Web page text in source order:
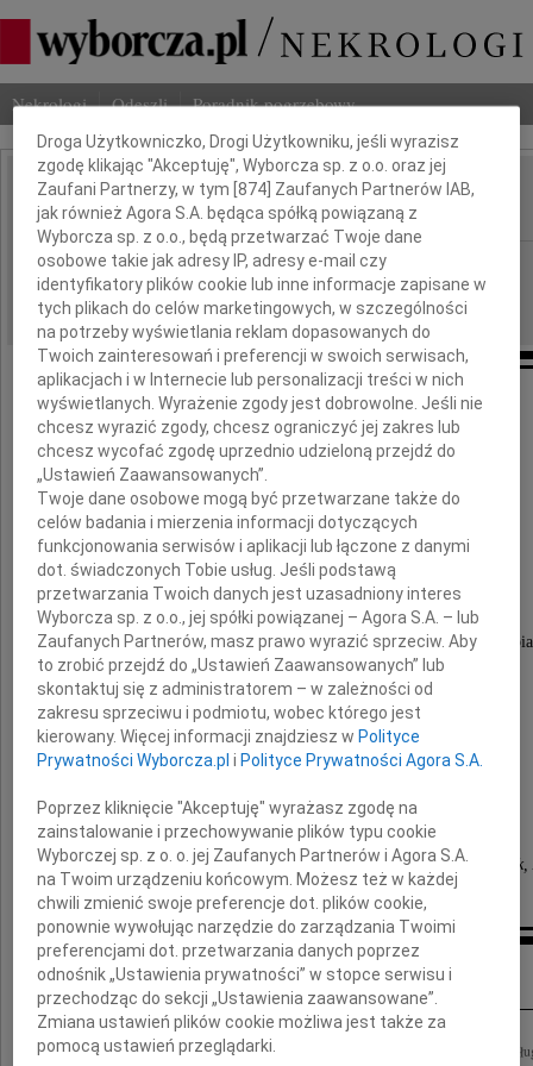
Nekrologi Odeszli Poradnik pogrzebowy
IMIĘ I NAZWISKO: Tadeusz Wnuk
REGION: Katowice
DATA EMISJI: 14.11.2018
Z wielkim żalem żegnamy
naszego Przyjaciela i Współpracownika
Tadeusza Wnuka
wielce zasłużonego dla rozwoju Śląska i
Najbliższym
E. Brzostowski, A. Dobrucki, Zdz. Fiuk,
M. Gorywoda, Fr. Kubiczek, Zb. Szałajda, J.
Inne kondolencje
Najukochańszy Mąż, Ojciec, Dziadek, Brat Tadeusz Wnuk przeżywszy lat 73 po
Dbamy o Twoją prywatność
Droga Użytkowniczko, Drogi Użytkowniku, jeśli wyrazisz
zgodę klikając "Akceptuję", Wyborcza sp. z o.o. oraz jej
Zaufani Partnerzy, w tym [874 ] Zaufanych Partnerów IAB,
jak również Agora S.A. będąca spółką powiązaną z
Wyborcza sp. z o.o., będą przetwarzać Twoje dane
osobowe takie jak adresy IP, adresy e-mail czy
identyfikatory plików cookie lub inne informacje zapisane w
tych plikach do celów marketingowych, w szczególności
na potrzeby wyświetlania reklam dopasowanych do
Twoich zainteresowań i preferencji w swoich serwisach,
aplikacjach i w Internecie lub personalizacji treści w nich
wyświetlanych. Wyrażenie zgody jest dobrowolne. Jeśli nie
chcesz wyrazić zgody, chcesz ograniczyć jej zakres lub
chcesz wycofać zgodę uprzednio udzieloną przejdź do
„Ustawień Zaawansowanych”.
Twoje dane osobowe mogą być przetwarzane także do
celów badania i mierzenia informacji dotyczących
funkcjonowania serwisów i aplikacji lub łączone z danymi
dot. świadczonych Tobie usług. Jeśli podstawą
przetwarzania Twoich danych jest uzasadniony interes
Wyborcza sp. z o.o., jej spółki powiązanej – Agora S.A. – lub
Zaufanych Partnerów, masz prawo wyrazić sprzeciw. Aby
to zrobić przejdź do „Ustawień Zaawansowanych” lub
skontaktuj się z administratorem – w zależności od
zakresu sprzeciwu i podmiotu, wobec którego jest
kierowany. Więcej informacji znajdziesz w Polityce
Prywatności Wyborcza.pl i Polityce Prywatności Agora S.A.
Poprzez kliknięcie "Akceptuję" wyrażasz zgodę na
zainstalowanie i przechowywanie plików typu cookie
Wyborczej sp. z o. o. jej Zaufanych Partnerów i Agora S.A.
na Twoim urządzeniu końcowym. Możesz też w każdej
chwili zmienić swoje preferencje dot. plików cookie,
ponownie wywołując narzędzie do zarządzania Twoimi
preferencjami dot. przetwarzania danych poprzez
odnośnik „Ustawienia prywatności” w stopce serwisu i
przechodząc do sekcji „Ustawienia zaawansowane”.
Zmiana ustawień plików cookie możliwa jest także za
pomocą ustawień przeglądarki.